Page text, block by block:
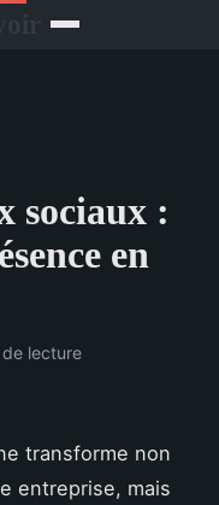
sociaux :
en
lecture
transforme non
entreprise, mais